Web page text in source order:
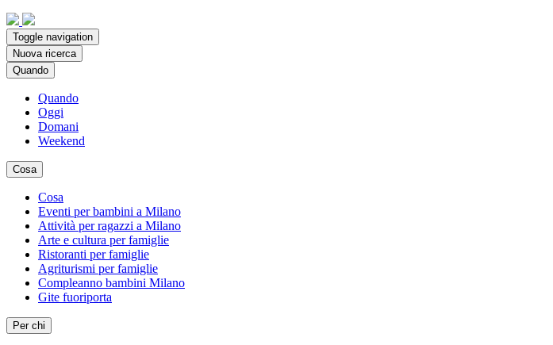
Toggle navigation
Nuova ricerca
Quando
Quando
Oggi
Domani
Weekend
Cosa
Cosa
Eventi per bambini a Milano
Attività per ragazzi a Milano
Arte e cultura per famiglie
Ristoranti per famiglie
Agriturismi per famiglie
Compleanno bambini Milano
Gite fuoriporta
Per chi